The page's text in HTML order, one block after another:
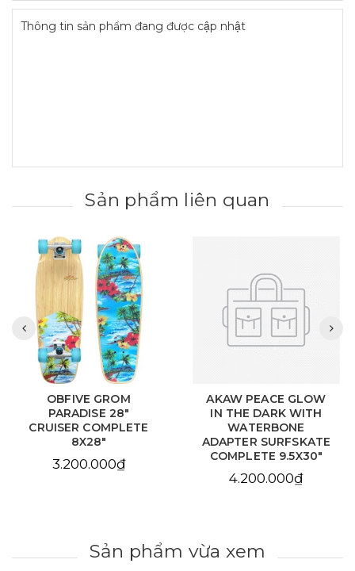
Thông tin sản phẩm đang được cập nhật
Sản phẩm liên quan
AKAW PEACE GLOW
IN THE DARK WITH
WATERBONE
ADAPTER SURFSKATE
COMPLETE 9.5X30"
AKAW EXPLORER
WITH WATERBONE
ADAPTER SURFSKATE
COMPLETE 9.5X30"
4.200.000₫
Sản phẩm vừa xem